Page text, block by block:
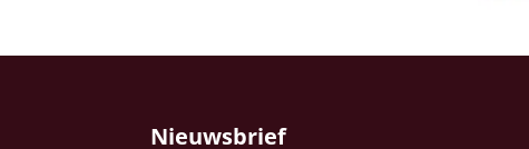
Nieuwsbrief